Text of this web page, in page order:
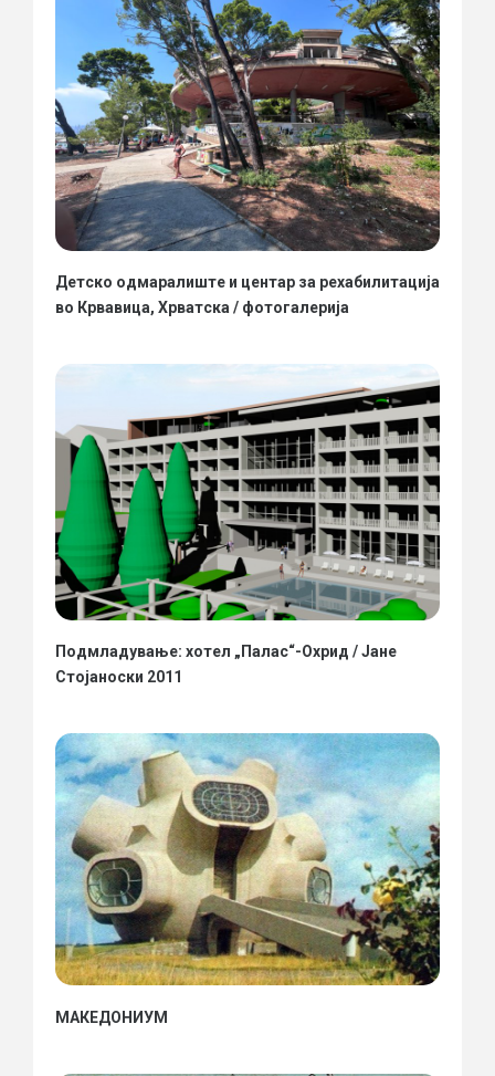
Детско одмаралиште и центар за рехабилитација
во Крвавица, Хрватска / фотогалерија
Подмладување: хотел „Палас“-Охрид / Јане
Стојаноски 2011
МАКЕДОНИУМ